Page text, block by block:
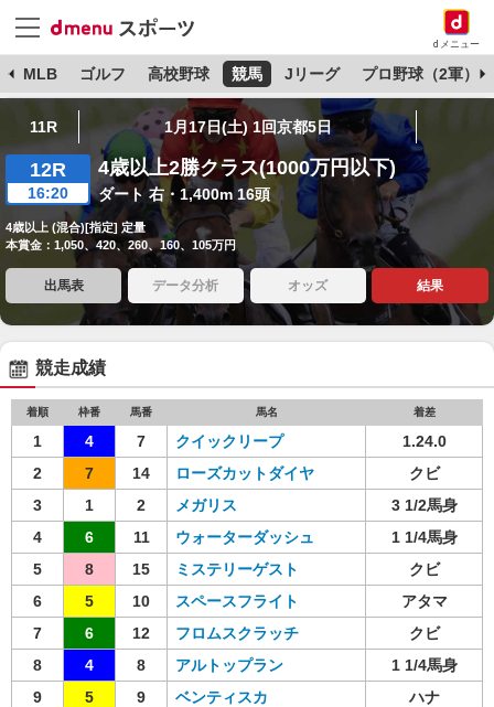
dメニュー
MLB ゴルフ 高校野球 競馬 Jリーグ プロ野球（2軍）
11R 1月17日(土) 1回京都5日
12R
16:20
4歳以上2勝クラス(1000万円以下)
ダート 右・1,400m 16頭
4歳以上 (混合)[指定] 定量
本賞金：1,050、420、260、160、105万円
出馬表 データ分析 オッズ 結果
競走成績
着順 枠番 馬番 馬名 着差
1 4 7 クイックリープ
1.24.0
2
7 14 ローズカットダイヤ
クビ
3
1 2 メガリス
3 1/2馬身
4
6 11 ウォーターダッシュ
1 1/4馬身
5
8 15 ミステリーゲスト
クビ
6
5 10 スペースフライト
アタマ
7
6 12 フロムスクラッチ
クビ
8
4 8 アルトップラン
1 1/4馬身
9
5 9 ベンティスカ
ハナ